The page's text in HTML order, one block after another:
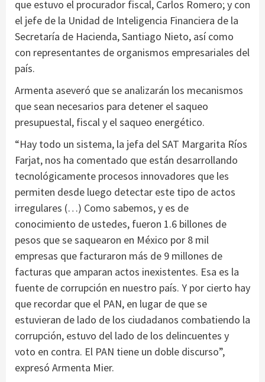
que estuvo el procurador fiscal, Carlos Romero; y con
el jefe de la Unidad de Inteligencia Financiera de la
Secretaría de Hacienda, Santiago Nieto, así como
con representantes de organismos empresariales del
país.
Armenta aseveró que se analizarán los mecanismos
que sean necesarios para detener el saqueo
presupuestal, fiscal y el saqueo energético.
“Hay todo un sistema, la jefa del SAT Margarita Ríos
Farjat, nos ha comentado que están desarrollando
tecnológicamente procesos innovadores que les
permiten desde luego detectar este tipo de actos
irregulares (…) Como sabemos, y es de
conocimiento de ustedes, fueron 1.6 billones de
pesos que se saquearon en México por 8 mil
empresas que facturaron más de 9 millones de
facturas que amparan actos inexistentes. Esa es la
fuente de corrupción en nuestro país. Y por cierto hay
que recordar que el PAN, en lugar de que se
estuvieran de lado de los ciudadanos combatiendo la
corrupción, estuvo del lado de los delincuentes y
voto en contra. El PAN tiene un doble discurso”,
expresó Armenta Mier.